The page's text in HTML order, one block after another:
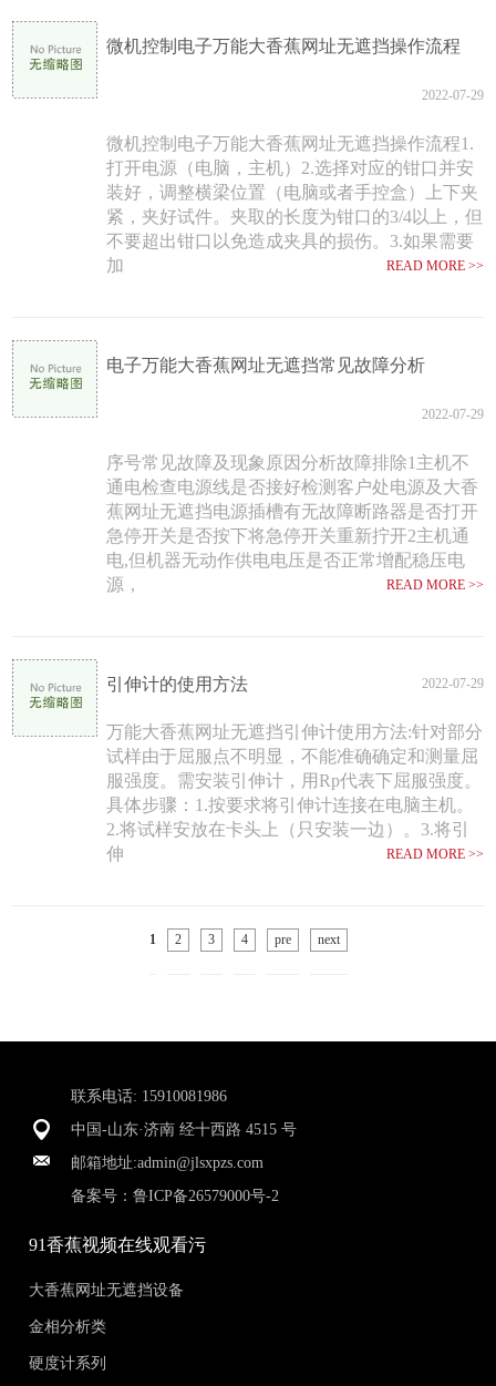
微机控制电子万能大香蕉网址无遮挡操作流程
2022-07-29
微机控制电子万能大香蕉网址无遮挡操作流程1.
打开电源（电脑，主机）2.选择对应的钳口并安
装好，调整横梁位置（电脑或者手控盒）上下夹
紧，夹好试件。夹取的长度为钳口的3/4以上，但
不要超出钳口以免造成夹具的损伤。3.如果需要
加
READ MORE >>
电子万能大香蕉网址无遮挡常见故障分析
2022-07-29
序号常见故障及现象原因分析故障排除1主机不
通电检查电源线是否接好检测客户处电源及大香
蕉网址无遮挡电源插槽有无故障断路器是否打开
急停开关是否按下将急停开关重新拧开2主机通
电,但机器无动作供电电压是否正常增配稳压电
源，
READ MORE >>
引伸计的使用方法 2022-07-29
万能大香蕉网址无遮挡引伸计使用方法:针对部分
试样由于屈服点不明显，不能准确确定和测量屈
服强度。需安装引伸计，用Rp代表下屈服强度。
具体步骤：1.按要求将引伸计连接在电脑主机。
2.将试样安放在卡头上（只安装一边）。3.将引
伸
READ MORE >>
1 2 3 4 pre next
联系电话: 15910081986
中国-山东·济南 经十西路 4515 号
邮箱地址:admin@jlsxpzs.com
备案号：鲁ICP备26579000号-2
91香蕉视频在线观看污
大香蕉网址无遮挡设备
金相分析类
硬度计系列